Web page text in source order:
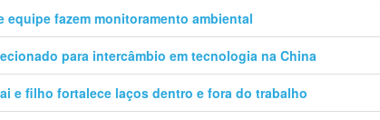
equipe fazem monitoramento ambiental
para intercâmbio em tecnologia na China
e filho fortalece laços dentro e fora do trabalho